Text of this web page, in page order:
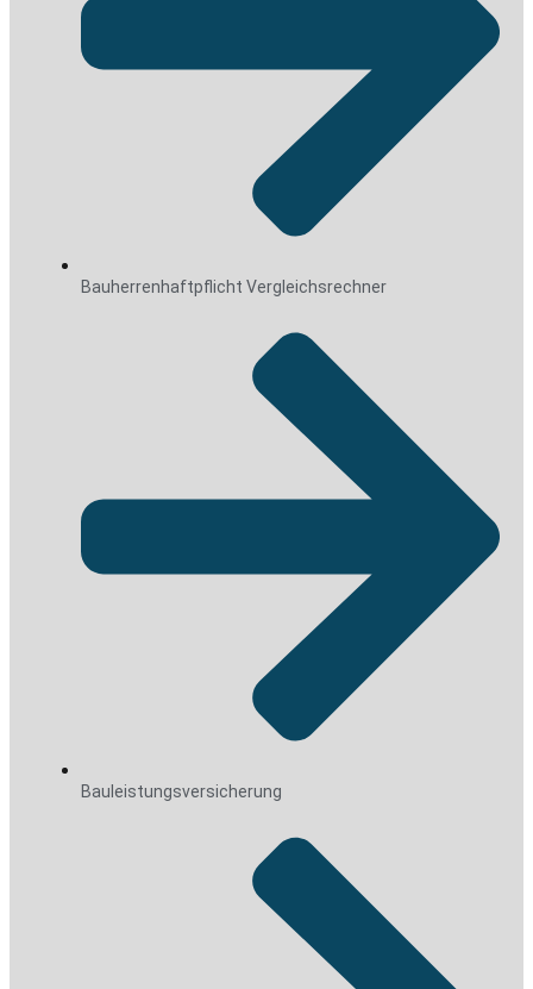
Bauherrenhaftpflicht Vergleichsrechner
Bauleistungsversicherung